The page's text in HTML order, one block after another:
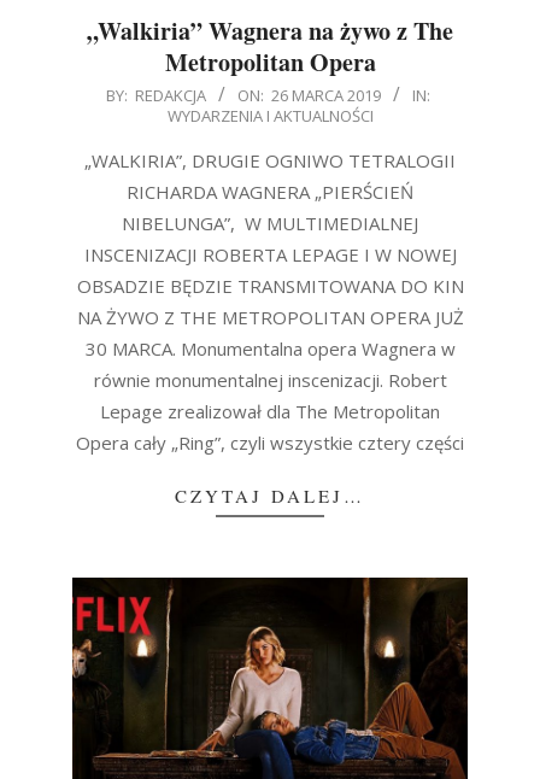
„Walkiria” Wagnera na żywo z The
Metropolitan Opera
2019-
26
BY: REDAKCJA ON: 26 MARCA 2019
IN:
WYDARZENIA I AKTUALNOŚCI
„WALKIRIA”, DRUGIE OGNIWO TETRALOGII
RICHARDA WAGNERA „PIERŚCIEŃ
NIBELUNGA”, W MULTIMEDIALNEJ
INSCENIZACJI ROBERTA LEPAGE I W NOWEJ
OBSADZIE BĘDZIE TRANSMITOWANA DO KIN
NA ŻYWO Z THE METROPOLITAN OPERA JUŻ
30 MARCA. Monumentalna opera Wagnera w
równie monumentalnej inscenizacji. Robert
Lepage zrealizował dla The Metropolitan
Opera cały „Ring”, czyli wszystkie cztery części
CZYTAJ DALEJ…